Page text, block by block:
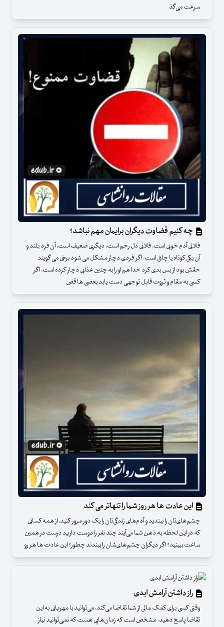
‌سرعت می‌گذ
چه کنیم قضاوت دیگران برایمان مهم نباشد؟
فلانی آدم خوبی است. فلانی دل رحم است. دیگری ضعیف است، آن فرد بلند و
آن یکی کوتاه یا چاق است. اگر فردی دچار مشکل می شود برخی می گویند
حقش بود از بس بدی کرد خدا هم او را به چنین عذابی دچار کرده است. اگر
کسی به مقام و ثروت قابل توجهی دست یابد بعضی ها قض
این عادت ها هر روز شما را تنهاتر می کند
چشم‌های‌تان را ببندید و آدم‌های زندگی‌تان را یک دور مرور کنید. از همه کسانی
که در این لحظه به ذهن شما می‌آیند چند نفر را دوست دارید درست در همین
ساعت ببینید؟ اگر دیگران چشم‌های‌شان را ببندند چطور؟ این عادت ها هر رو
راز داشتن آرامش ابدی
وقتی کسی برای کمک مالی از شما تقاضا می‌کند، می‌توانید با مهربانی به این
تقاضا پاسخ دهید. مشخص است که زمان‌هایی هست که نمی‌توانید نیاز